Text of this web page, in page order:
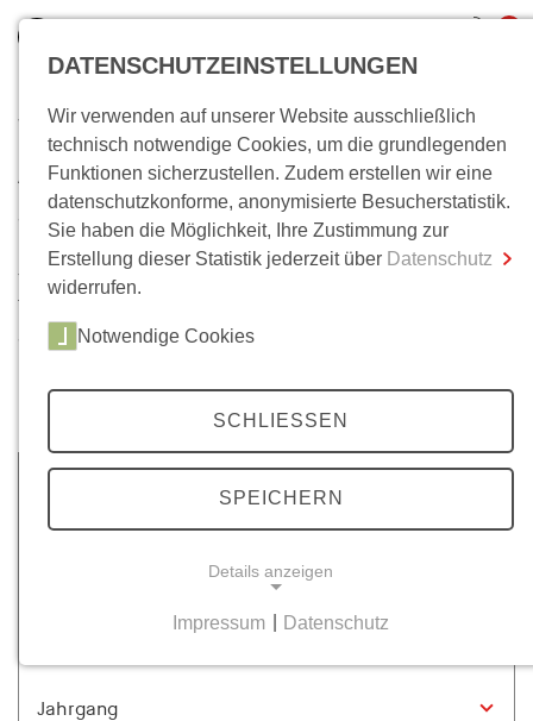
inkl. MwSt.
0,00 €
Zum Warenkorb Zur Kasse
Wo bin ich?
Archiv
35 Jahrgänge, über 200 Ausgaben. Im Laufe der Zeit ist
unser
Mittelweg 36- Archiv auf eine beachtliche Anzahl
von Artikeln angewachsen. Neben Beiträgen zu unseren
ausgewählte Beiträge unserer Literaturbeilagen, zu den
Protestchronik.
DATENSCHUTZEINSTELLUNGEN
Wir verwenden auf unserer Website ausschließlich
technisch notwendige Cookies, um die grundlegenden
Funktionen sicherzustellen. Zudem erstellen wir eine
datenschutzkonforme, anonymisierte Besucherstatistik.
Sie haben die Möglichkeit, Ihre Zustimmung zur
Erstellung dieser Statistik jederzeit über Datenschutz
widerrufen.
Notwendige Cookies
SCHLIESSEN
SPEICHERN
Details anzeigen
nutzbar zu machen, indem sie Grundfunktionen
Impressum Datenschutz